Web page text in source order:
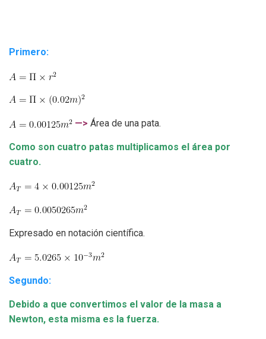
Primero:
—> Área de una pata.
Como son cuatro patas multiplicamos el área por
cuatro.
Expresado en notación científica.
Segundo:
Debido a que convertimos el valor de la masa a
Newton, esta misma es la fuerza.